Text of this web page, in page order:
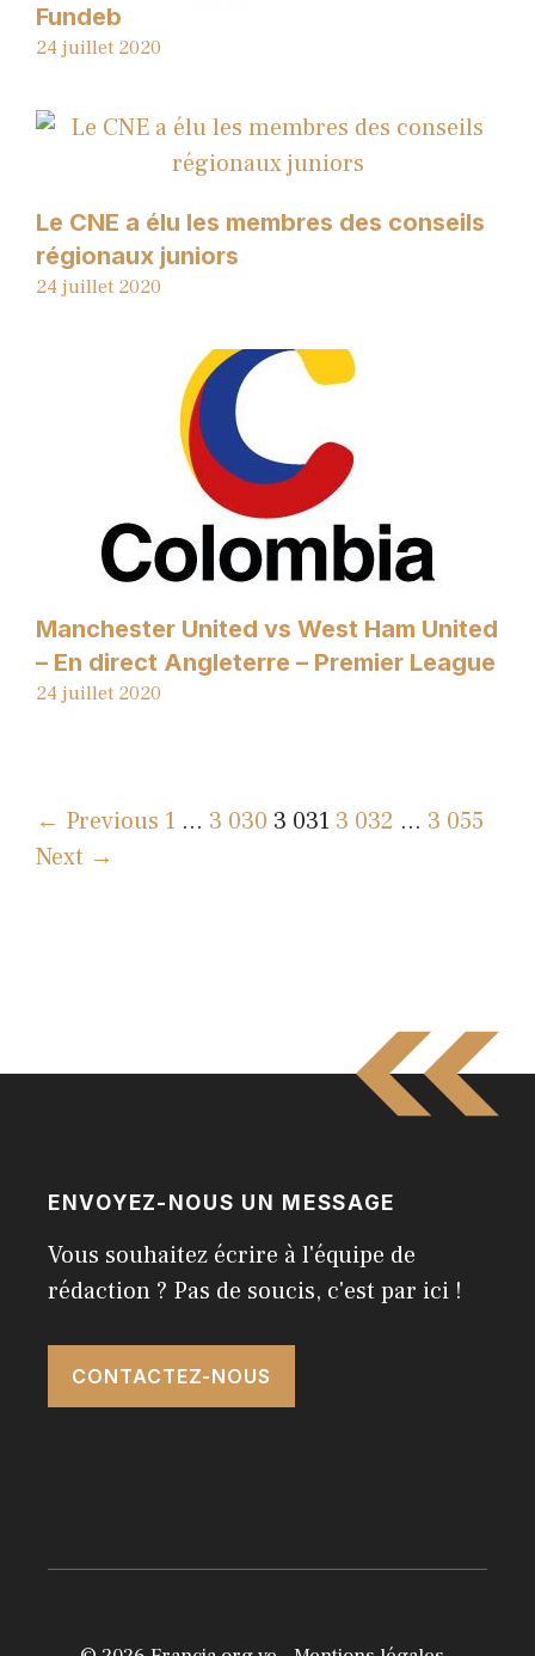
Fundeb
24 juillet 2020
Le CNE a élu les membres des conseils
régionaux juniors
24 juillet 2020
Manchester United vs West Ham United
– En direct Angleterre – Premier League
24 juillet 2020
← Previous 1 … 3 030 3 031 3 032 … 3 055
Next →
ENVOYEZ-NOUS UN MESSAGE
Vous souhaitez écrire à l'équipe de
rédaction ? Pas de soucis, c'est par ici !
CONTACTEZ-NOUS